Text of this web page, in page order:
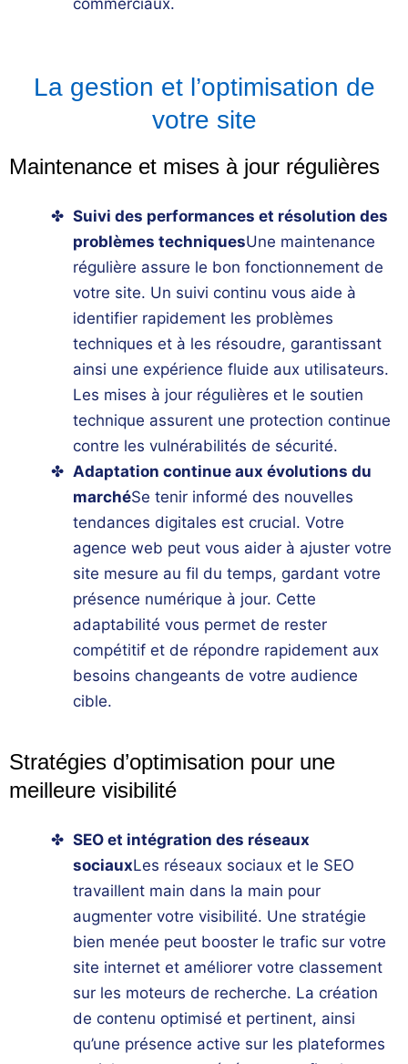
commerciaux.
La gestion et l’optimisation de
votre site
Maintenance et mises à jour régulières
Suivi des performances et résolution des
problèmes techniquesUne maintenance
régulière assure le bon fonctionnement de
votre site. Un suivi continu vous aide à
identifier rapidement les problèmes
techniques et à les résoudre, garantissant
ainsi une expérience fluide aux utilisateurs.
Les mises à jour régulières et le soutien
technique assurent une protection continue
contre les vulnérabilités de sécurité.
Adaptation continue aux évolutions du
marchéSe tenir informé des nouvelles
tendances digitales est crucial. Votre
agence web peut vous aider à ajuster votre
site mesure au fil du temps, gardant votre
présence numérique à jour. Cette
adaptabilité vous permet de rester
compétitif et de répondre rapidement aux
besoins changeants de votre audience
cible.
Stratégies d’optimisation pour une
meilleure visibilité
SEO et intégration des réseaux
sociauxLes réseaux sociaux et le SEO
travaillent main dans la main pour
augmenter votre visibilité. Une stratégie
bien menée peut booster le trafic sur votre
site internet et améliorer votre classement
sur les moteurs de recherche. La création
de contenu optimisé et pertinent, ainsi
qu’une présence active sur les plateformes